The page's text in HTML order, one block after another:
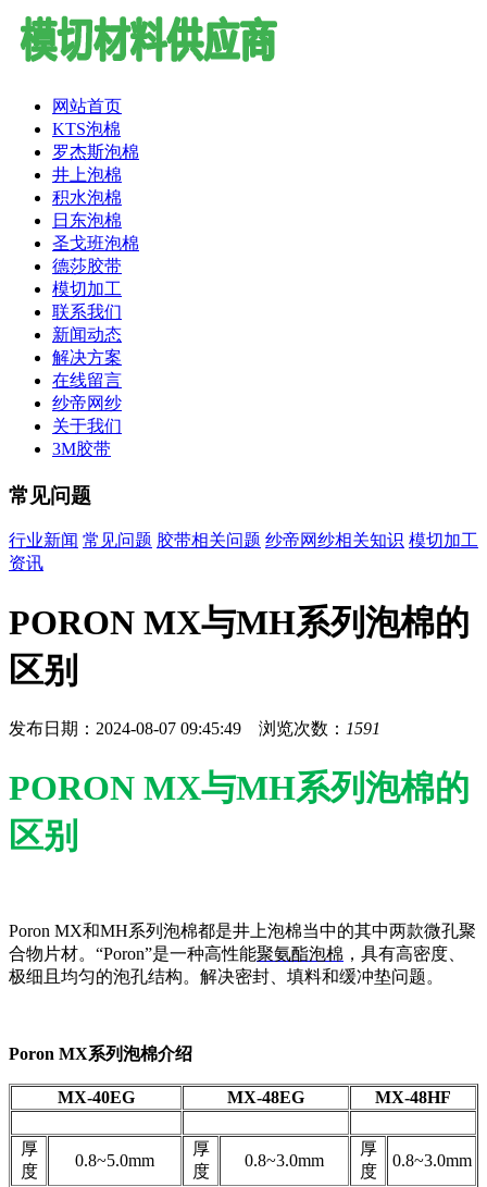
网站首页
KTS泡棉
罗杰斯泡棉
井上泡棉
积水泡棉
日东泡棉
圣戈班泡棉
德莎胶带
模切加工
联系我们
新闻动态
解决方案
在线留言
纱帝网纱
关于我们
3M胶带
常见问题
行业新闻 常见问题 胶带相关问题 纱帝网纱相关知识 模切加工
资讯
PORON MX与MH系列泡棉的
区别
发布日期：2024-08-07 09:45:49 浏览次数： 1591
PORON MX与MH系列泡棉的
区别
Poron MX和MH系列泡棉都是井上泡棉当中的其中两款微孔聚
合物片材。“Poron”是一种高性能聚氨酯泡棉 ，具有高密度、
极细且均匀的泡孔结构。解决密封、填料和缓冲垫问题。
Poron MX系列泡棉介绍
MX-40EG MX-48EG MX-48HF
厚
度
0.8~5.0mm
厚
度
0.8~3.0mm
厚
度
0.8~3.0mm